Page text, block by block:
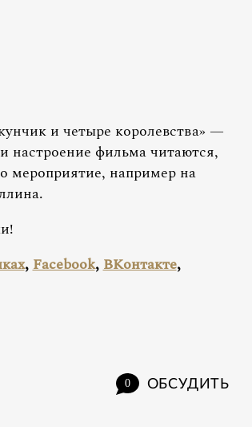
и четыре королевства» —
настроение фильма читаются,
мероприятие, например на
,Facebook,ВКонтакте,
0 ОБСУДИТЬ